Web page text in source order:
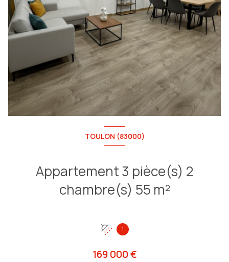
TOULON (83000)
Appartement 3 pièce(s) 2
chambre(s) 55 m²
1
169 000 €